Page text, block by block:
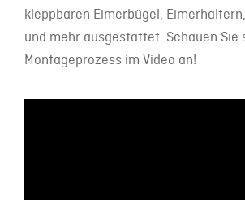
kleppbaren Eimerbügel,
und mehr ausgestattet. Schauen Sie
Montageprozess im Video an!